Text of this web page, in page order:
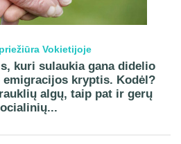
Vokietijoje
kuri sulaukia gana didelio
kryptis. Kodėl?
algų, taip pat ir gerų